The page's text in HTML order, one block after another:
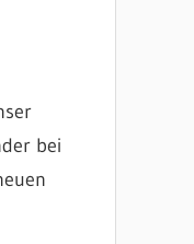
bei